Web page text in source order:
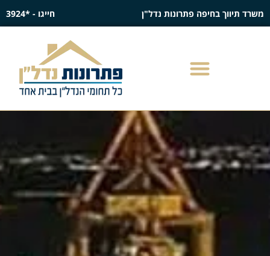
משרד תיווך בחיפה פתרונות נדל"ן חייגו - *3924